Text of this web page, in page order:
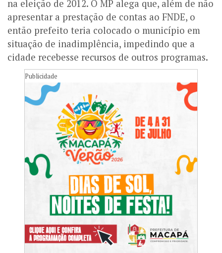
na eleição de 2012. O MP alega que, além de não
apresentar a prestação de contas ao FNDE, o
então prefeito teria colocado o município em
situação de inadimplência, impedindo que a
cidade recebesse recursos de outros programas.
Publicidade